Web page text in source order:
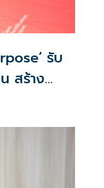
รับ
สร้าง